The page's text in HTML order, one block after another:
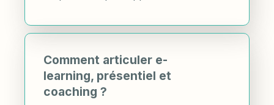
Comment articuler e-
learning, présentiel et
coaching ?